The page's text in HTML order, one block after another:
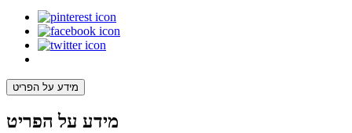
מידע על הפריט
מידע על הפריט